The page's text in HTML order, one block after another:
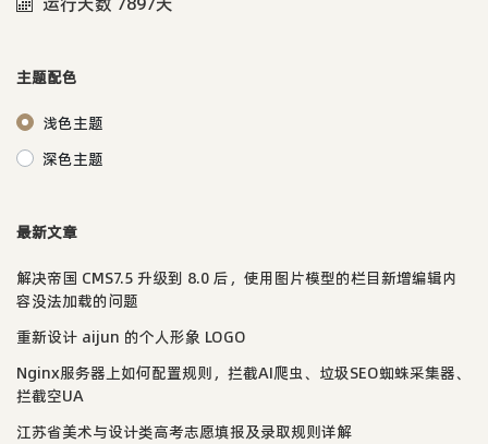
主题配色
浅色主题
深色主题
最新文章
解决帝国 CMS7.5 升级到 8.0 后，使用图片模型的栏目新增编辑内
容没法加载的问题
重新设计 aijun 的个人形象 LOGO
Nginx服务器上如何配置规则，拦截AI爬虫、垃圾SEO蜘蛛采集器、
拦截空UA
江苏省美术与设计类高考志愿填报及录取规则详解